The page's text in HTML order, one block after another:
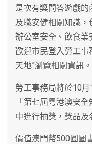
是次有獎問答遊戲
及職安健相關知識，
辦公室安全、飲食業
歡迎市民登入勞工事
天地”瀏覽相關資訊。
勞工事務局將於10
「第七屆粵港澳安
中進行抽獎，獎品及
價值澳門幣500圓圖